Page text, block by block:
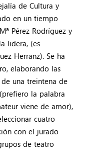
de Cultura y
en un tiempo
Pérez Rodríguez y
lidera, (es
Herranz). Se ha
elaborando las
una treintena de
la palabra
viene de amor),
cuatro
con el jurado
de teatro